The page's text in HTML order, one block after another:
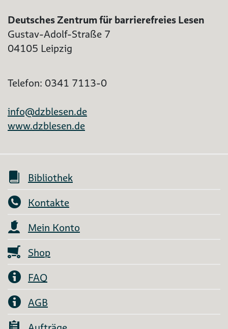
Deutsches Zentrum für barrierefreies Lesen
Gustav-Adolf-Straße 7
04105 Leipzig
Telefon: 0341 7113-0
info@dzblesen.de
www.dzblesen.de
Bibliothek
Kontakte
Mein Konto
Shop
FAQ
AGB